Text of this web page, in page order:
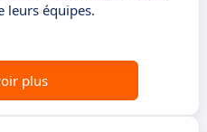
leurs équipes.
plus